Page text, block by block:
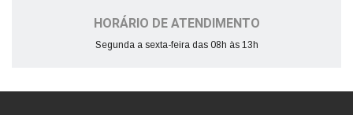
HORÁRIO DE ATENDIMENTO
Segunda a sexta-feira das 08h às 13h